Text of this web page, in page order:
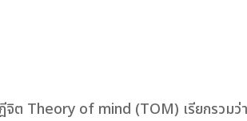
ฎีจิต Theory of mind (TOM) เรียกรวมว่า